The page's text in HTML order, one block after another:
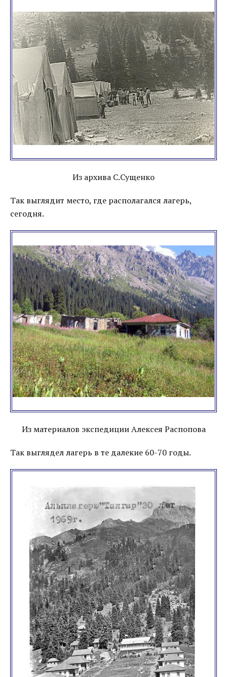
Из архива С.Сущенко
Так выглядит место, где располагался лагерь,
сегодня.
Из материалов экспедиции Алексея Распопова
Так выглядел лагерь в те далекие 60-70 годы.